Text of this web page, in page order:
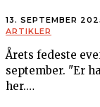
13. SEPTEMBER
ARTIKLER
Årets fedeste
september. "Er
her.…